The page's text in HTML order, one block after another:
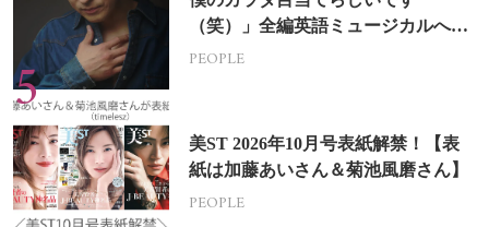
（笑）」全編英語ミュージカルへの
挑戦
PEOPLE
美ST 2026年10月号表紙解禁！【表
紙は加藤あいさん＆菊池風磨さん】
PEOPLE